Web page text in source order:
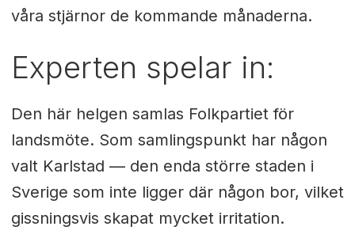
våra stjärnor de kommande månaderna.
Experten spelar in:
Den här helgen samlas Folkpartiet för
landsmöte. Som samlingspunkt har någon
valt Karlstad — den enda större staden i
Sverige som inte ligger där någon bor, vilket
gissningsvis skapat mycket irritation.